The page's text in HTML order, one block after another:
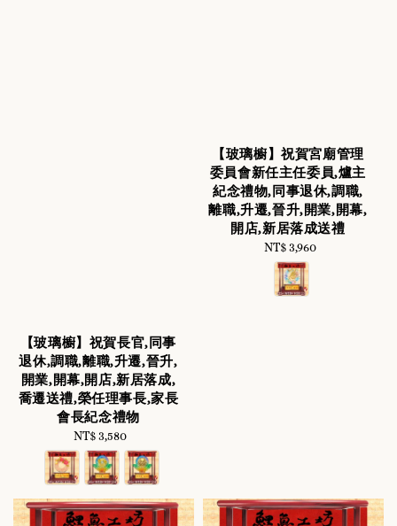
【玻璃櫥】祝賀長官,同事
退休,調職,離職,升遷,晉升,
開業,開幕,開店,新居落成,
喬遷送禮,榮任理事長,家長
會長紀念禮物
Regular
price
NT$ 3,580
【玻璃櫥】祝賀宮廟管理
委員會新任主任委員,爐主
紀念禮物,同事退休,調職,
離職,升遷,晉升,開業,開幕,
開店,新居落成送禮
Regular
price
NT$ 3,960